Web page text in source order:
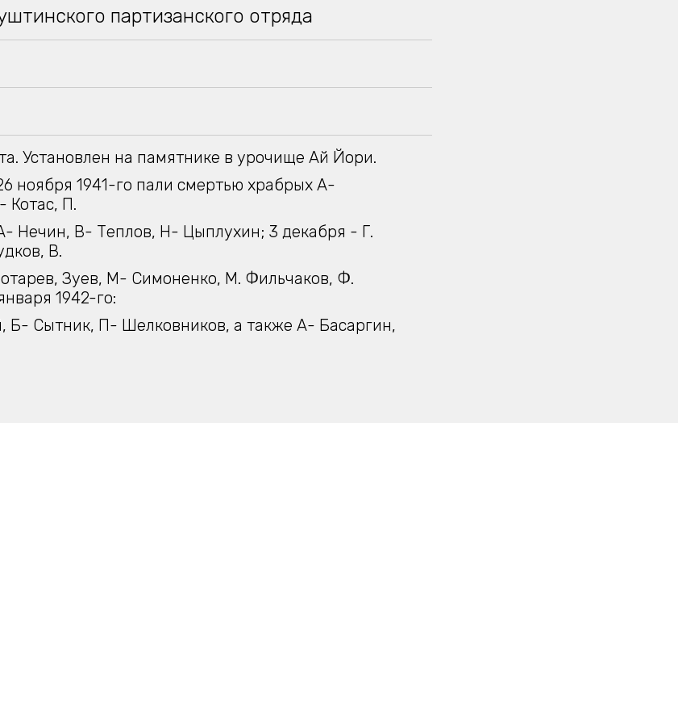
партизанского отряда
Установлен на памятнике в урочище Ай Йори.
ноября 1941-го пали смертью храбрых А-
Котас, П.
Нечин, В- Теплов, Н- Цыплухин; 3 декабря - Г.
В.
Зуев, М- Симоненко, М. Фильчаков, Ф.
1942-го:
Б- Сытник, П- Шелковников, а также А- Басаргин,